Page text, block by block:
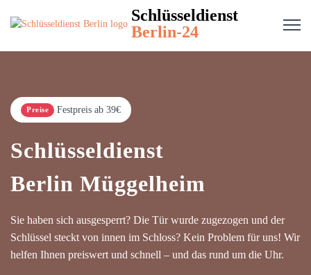
Schlüsseldienst
Berlin-24
Preise Festpreis ab 39€
Schlüsseldienst
Berlin Müggelheim
Sie haben sich ausgesperrt? Die Tür wurde zugezogen und der
Schlüssel steckt von innen im Schloss? Kein Problem für uns! Wir
helfen Ihnen preiswert und schnell – und das rund um die Uhr.